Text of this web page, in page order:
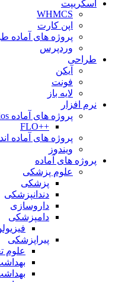
اسکریپت
WHMCS
اپن کارت
پروژه های آماده
وردپرس
طراحی
آیکن
فونت
لایه باز
نرم افزار
پروژه های آماده ios
++FLO
پروژه های آماده
ویندوز
پروژه های آماده
علوم پزشکی
پزشکی
دندانپزشکی
داروسازی
دامپزشکی
پیراپزشکی
علوم